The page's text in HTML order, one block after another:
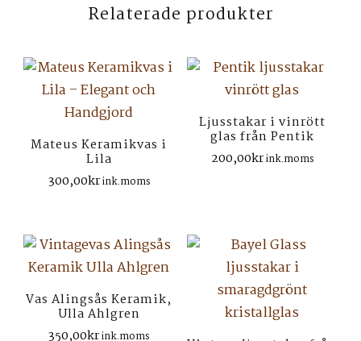
Relaterade produkter
Mateus Keramikvas i
Lila
300,00krink.moms
Ljusstakar i vinrött
glas från Pentik
200,00krink.moms
Vas Alingsås Keramik,
Ulla Ahlgren
350,00krink.moms